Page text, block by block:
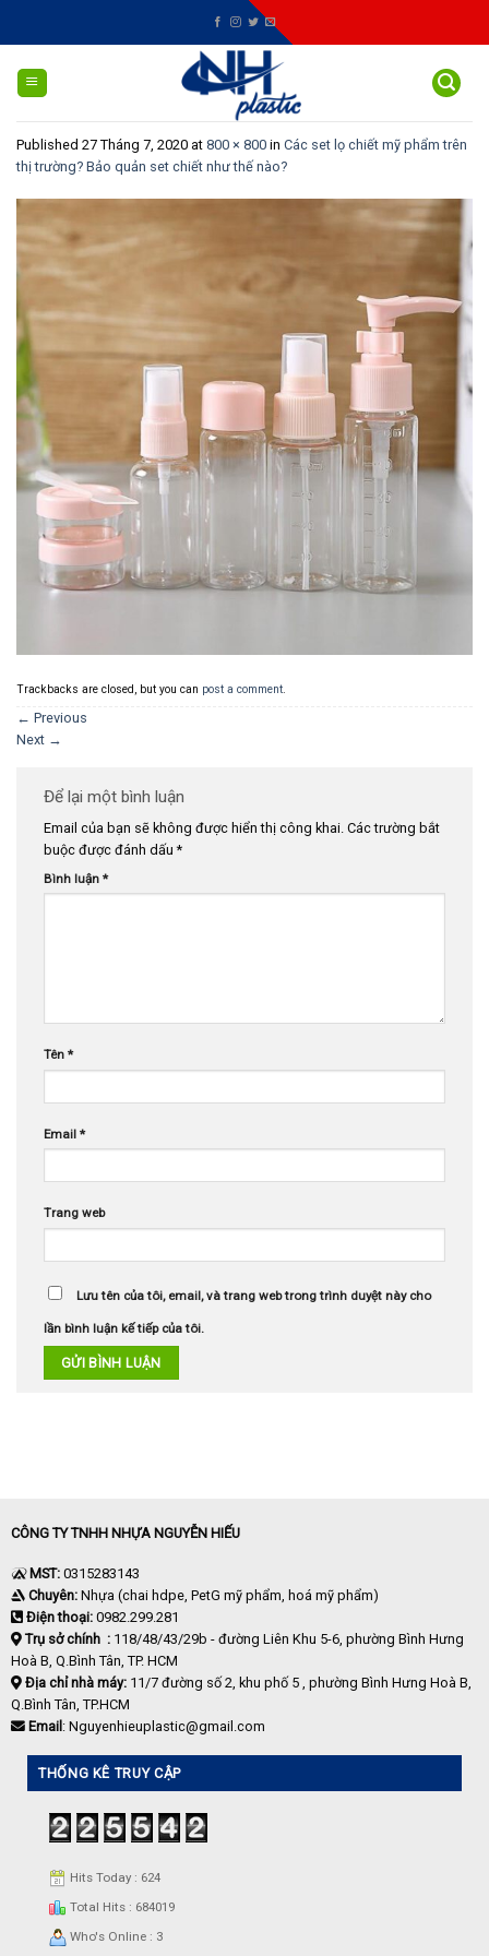
Published 27 Tháng 7, 2020 at 800 × 800 in Các set lọ chiết mỹ phẩm trên
thị trường? Bảo quản set chiết như thế nào?
Trackbacks are closed, but you can post a comment.
← Previous
Next →
Để lại một bình luận
Email của bạn sẽ không được hiển thị công khai. Các trường bắt
buộc được đánh dấu*
Bình luận *
Tên *
Email *
Trang web
Lưu tên của tôi, email, và trang web trong trình duyệt này cho
lần bình luận kế tiếp của tôi.
CÔNG TY TNHH NHỰA NGUYỄN HIẾU
MST: 0315283143
Chuyên: Nhựa (chai hdpe, PetG mỹ phẩm, hoá mỹ phẩm)
Điện thoại: 0982.299.281
Trụ sở chính : 118/48/43/29b - đường Liên Khu 5-6, phường Bình Hưng
Hoà B, Q.Bình Tân, TP. HCM
Địa chỉ nhà máy: 11/7 đường số 2, khu phố 5 , phường Bình Hưng Hoà B,
Q.Bình Tân, TP.HCM
Email: Nguyenhieuplastic@gmail.com
THỐNG KÊ TRUY CẬP
Hits Today : 624
Total Hits : 684019
Who's Online : 3